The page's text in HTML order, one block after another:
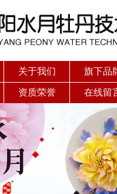
关于我们 旗下品
资质荣誉 在线留